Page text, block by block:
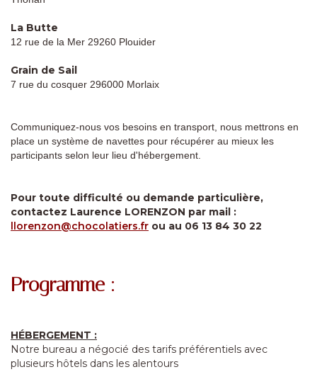
La Butte
12 rue de la Mer 29260 Plouider
Grain de Sail
7 rue du cosquer 296000 Morlaix
Communiquez-nous vos besoins en transport, nous mettrons en
place un système de navettes pour récupérer au mieux les
participants selon leur lieu d'hébergement.
Pour toute difficulté ou demande particulière,
contactez Laurence LORENZON par mail :
llorenzon@chocolatiers.fr ou au 06 13 84 30 22
Programme :
HÉBERGEMENT :
Notre bureau a négocié des tarifs préférentiels avec
plusieurs hôtels dans les alentours